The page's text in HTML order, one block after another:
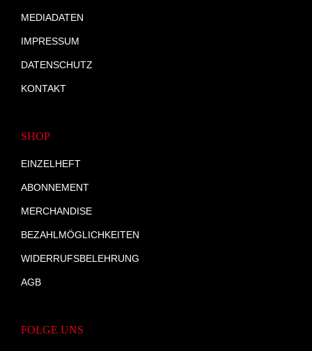
MEDIADATEN
IMPRESSUM
DATENSCHUTZ
KONTAKT
SHOP
EINZELHEFT
ABONNEMENT
MERCHANDISE
BEZAHLMÖGLICHKEITEN
WIDERRUFSBELEHRUNG
AGB
FOLGE UNS